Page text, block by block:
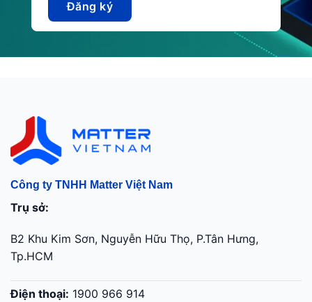
Công ty TNHH Matter Việt Nam
Trụ sở:
B2 Khu Kim Sơn, Nguyễn Hữu Thọ, P.Tân Hưng,
Tp.HCM
Điện thoại: 1900 966 914